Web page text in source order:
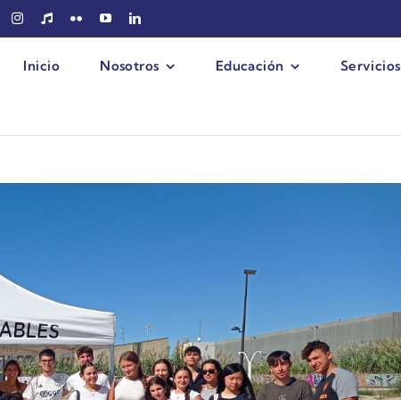
Inicio Nosotros Educación Servicios